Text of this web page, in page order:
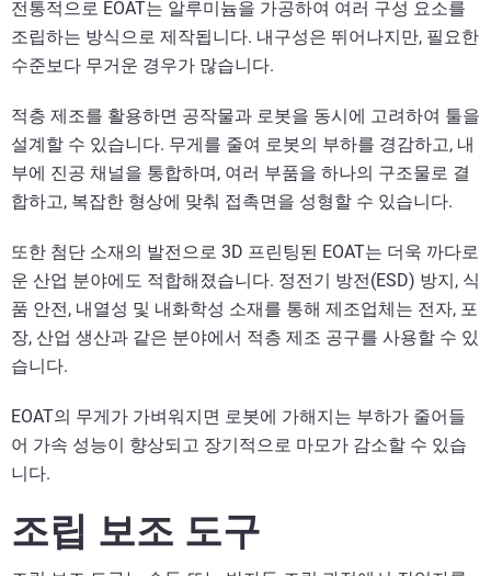
전통적으로 EOAT는 알루미늄을 가공하여 여러 구성 요소를
조립하는 방식으로 제작됩니다. 내구성은 뛰어나지만, 필요한
수준보다 무거운 경우가 많습니다.
적층 제조를 활용하면 공작물과 로봇을 동시에 고려하여 툴을
설계할 수 있습니다. 무게를 줄여 로봇의 부하를 경감하고, 내
부에 진공 채널을 통합하며, 여러 부품을 하나의 구조물로 결
합하고, 복잡한 형상에 맞춰 접촉면을 성형할 수 있습니다.
또한 첨단 소재의 발전으로 3D 프린팅된 EOAT는 더욱 까다로
운 산업 분야에도 적합해졌습니다. 정전기 방전(ESD) 방지, 식
품 안전, 내열성 및 내화학성 소재를 통해 제조업체는 전자, 포
장, 산업 생산과 같은 분야에서 적층 제조 공구를 사용할 수 있
습니다.
EOAT의 무게가 가벼워지면 로봇에 가해지는 부하가 줄어들
어 가속 성능이 향상되고 장기적으로 마모가 감소할 수 있습
니다.
조립 보조 도구